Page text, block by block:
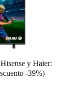
y Haier:
-39%)